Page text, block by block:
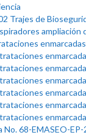
Trajes de
ampliación
68-EMASEO-